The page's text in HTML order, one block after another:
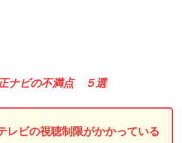
ナビの不満点 ５選
レビの視聴制限がかかっている